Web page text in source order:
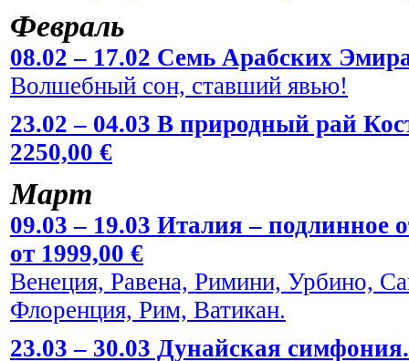
Февраль
08.02 – 17.02 Семь Арабских
Волшебный сон, ставший явью!
23.02 – 04.03 В природный рай
2250,00 €
Март
09.03 – 19.03 Италия –
от 1999,00 €
Венеция, Равена, Римини, Урбино,
Флоренция, Рим, Ватикан.
23.03 – 30.03 Дунайская